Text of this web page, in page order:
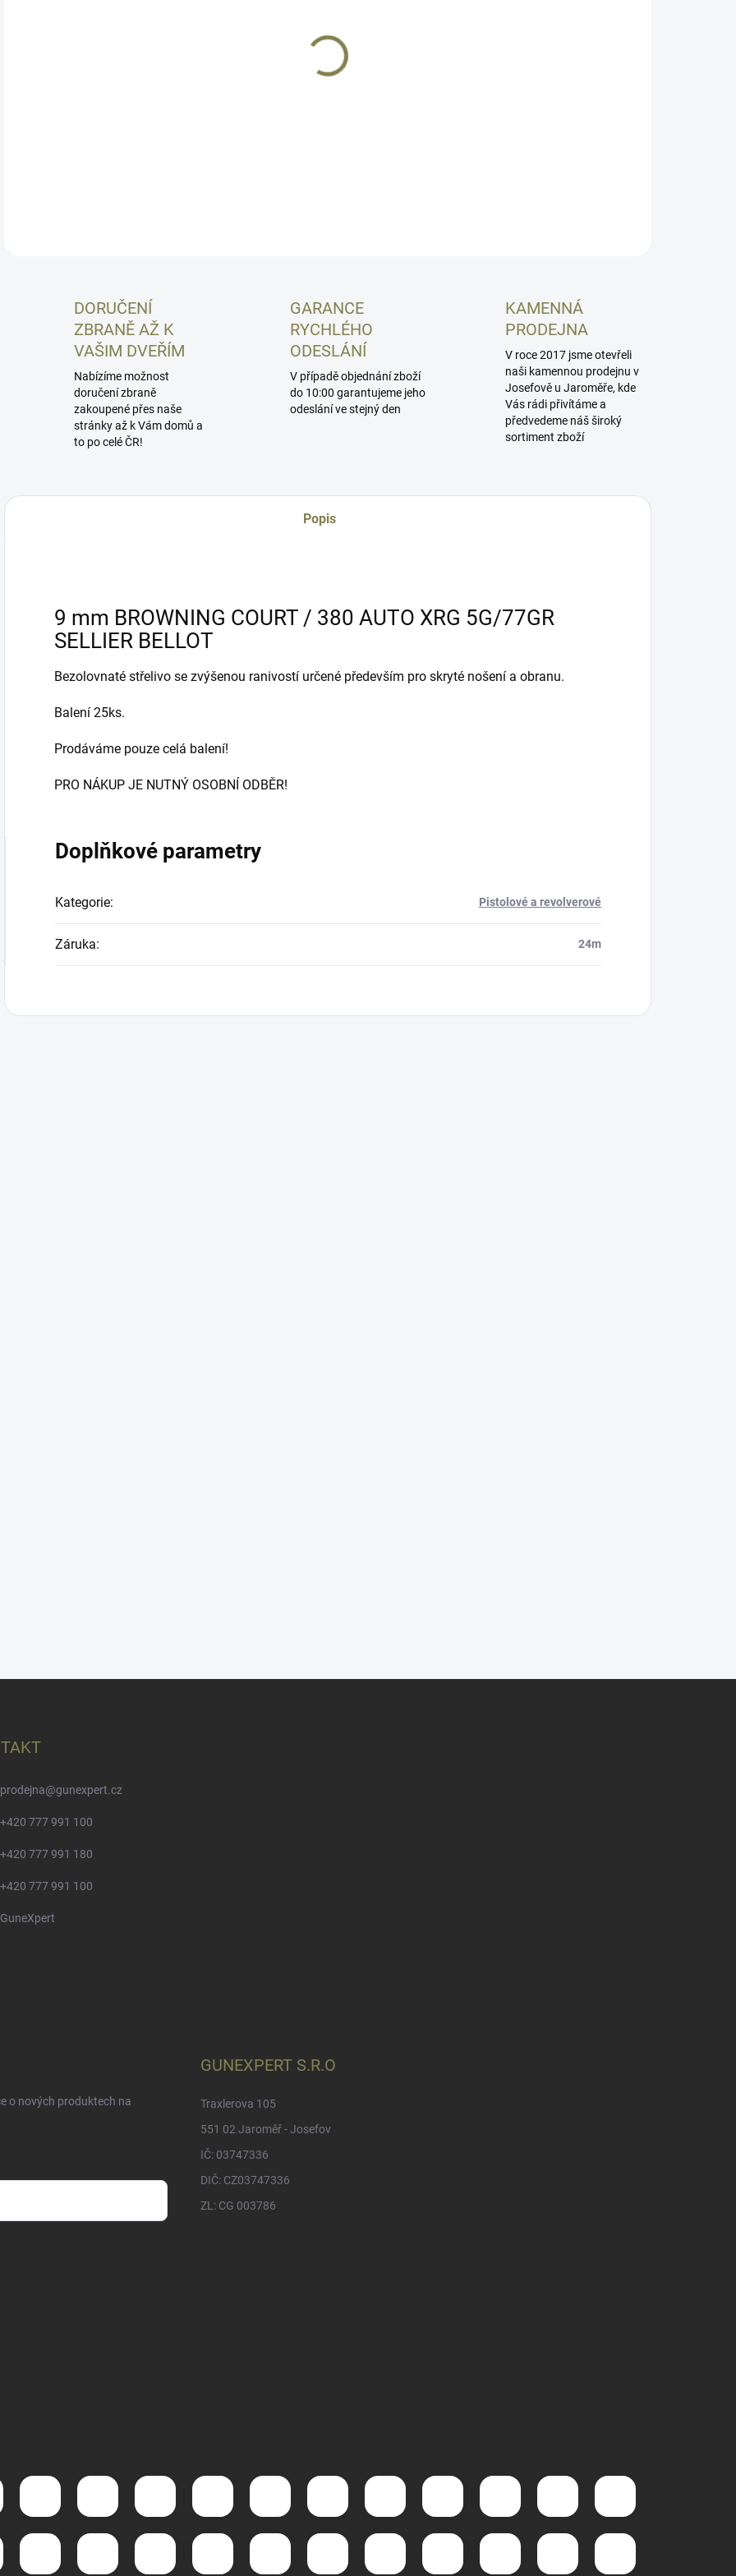
DORUČENÍ
ZBRANĚ AŽ K
VAŠIM DVEŘÍM
Nabízíme možnost
doručení zbraně
zakoupené přes naše
stránky až k Vám domů a
to po celé ČR!
GARANCE
RYCHLÉHO
ODESLÁNÍ
V případě objednání zboží
do 10:00 garantujeme jeho
odeslání ve stejný den
KAMENNÁ
PRODEJNA
V roce 2017 jsme otevřeli
naši kamennou prodejnu v
Josefově u Jaroměře, kde
Vás rádi přivítáme a
předvedeme náš široký
sortiment zboží
Popis
9 mm BROWNING COURT / 380 AUTO XRG 5G/77GR
SELLIER BELLOT
Bezolovnaté střelivo se zvýšenou ranivostí určené především pro skryté nošení a obranu.
Balení 25ks.
Prodáváme pouze celá balení!
PRO NÁKUP JE NUTNÝ OSOBNÍ ODBĚR!
Doplňkové parametry
Kategorie: Pistolové a revolverové
Záruka: 24m
prodejna@gunexpert.cz
+420 777 991 100
+420 777 991 180
+420 777 991 100
GuneXpert
o nových produktech na
GUNEXPERT S.R.O
Traxlerova 105
551 02 Jaroměř - Josefov
IČ: 03747336
DIČ: CZ03747336
ZL: CG 003786